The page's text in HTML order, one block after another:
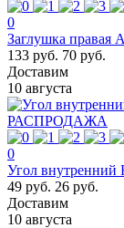
0
Заглушка правая
133 руб. 70 руб.
Доставим
10 августа
РАСПРОДАЖА
0
Угол внутренний
49 руб. 26 руб.
Доставим
10 августа